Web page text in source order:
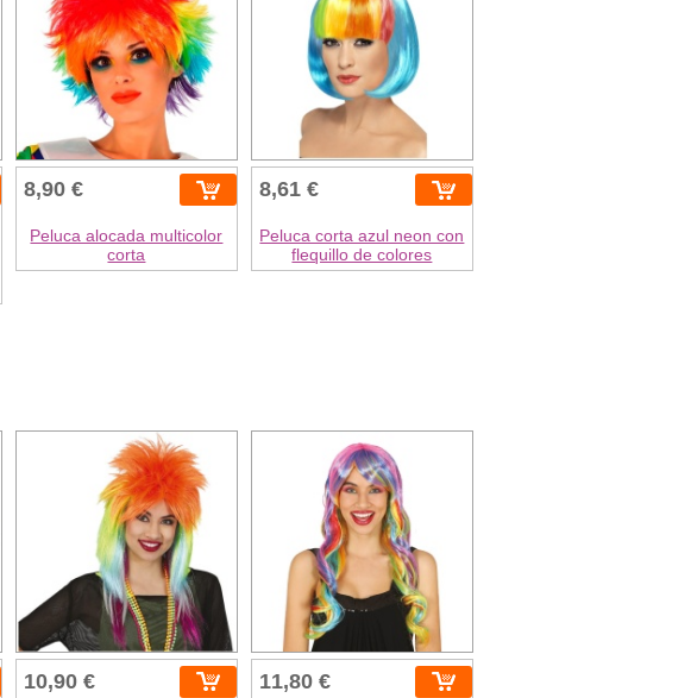
8,90 €
Peluca alocada multicolor
corta
8,61 €
Peluca corta azul neon con
flequillo de colores
10,90 € 11,80 €